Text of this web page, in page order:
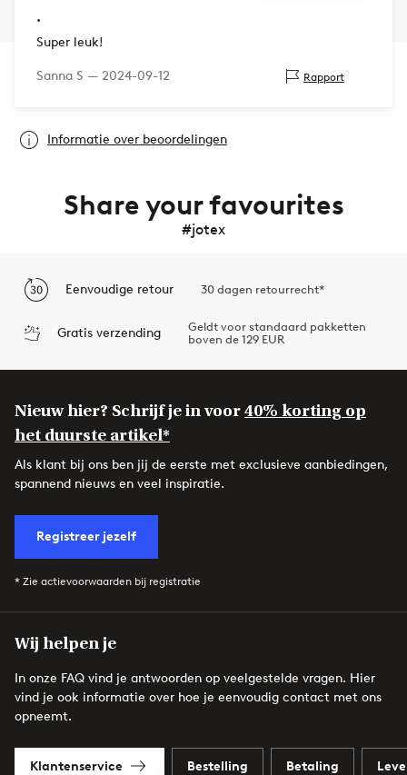
.
Super leuk!
Sanna S — 2024-09-12 Rapport
Informatie over beoordelingen
Share your favourites
#jotex
Eenvoudige retour 30 dagen retourrecht*
Gratis verzending
Geldt voor standaard pakketten
boven de 129 EUR
Nieuw hier? Schrijf je in voor40% korting op
het duurste artikel*
Als klant bij ons ben jij de eerste met exclusieve aanbiedingen,
spannend nieuws en veel inspiratie.
Registreer jezelf
* Zie actievoorwaarden bij registratie
Wij helpen je
In onze FAQ vind je antwoorden op veelgestelde vragen. Hier
vind je ook informatie over hoe je eenvoudig contact met ons
opneemt.
Klantenservice Bestelling Betaling